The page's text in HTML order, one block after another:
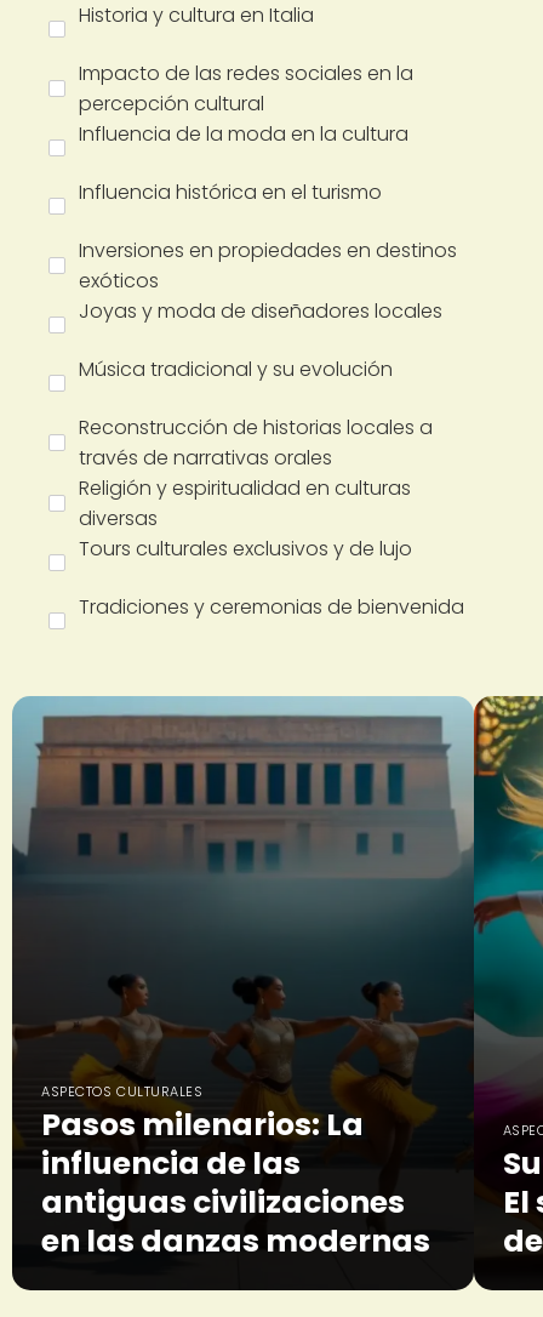
Historia y cultura en Italia
Impacto de las redes sociales en la
percepción cultural
Influencia de la moda en la cultura
Influencia histórica en el turismo
Inversiones en propiedades en destinos
exóticos
Joyas y moda de diseñadores locales
Música tradicional y su evolución
Reconstrucción de historias locales a
través de narrativas orales
Religión y espiritualidad en culturas
diversas
Tours culturales exclusivos y de lujo
Tradiciones y ceremonias de bienvenida
ASPECTOS CULTURALES
Pasos milenarios: La
influencia de las
antiguas civilizaciones
en las danzas modernas